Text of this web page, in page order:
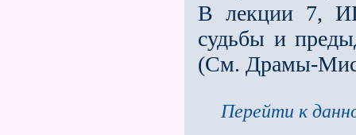
В лекции 7,
судьбы и
(См. Драмы­-
Перейти к